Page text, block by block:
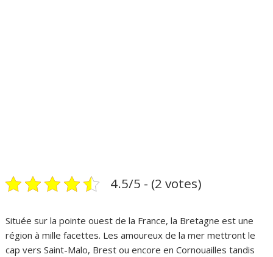
4.5/5 - (2 votes)
Située sur la pointe ouest de la France, la Bretagne est une
région à mille facettes. Les amoureux de la mer mettront le
cap vers Saint-Malo, Brest ou encore en Cornouailles tandis